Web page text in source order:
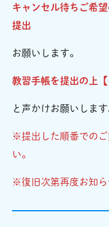
キャンセル待ちご希
提出
お願いします。
教習手帳を提出の上
と声かけお願いします
※提出した順番でのご
い。
※復旧次第再度お知ら